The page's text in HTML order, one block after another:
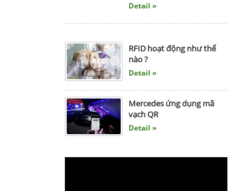
nào ?
Detail »
Mercedes ứng dụng mã
vạch QR
Detail »
Sơn giả bằng mã vạch